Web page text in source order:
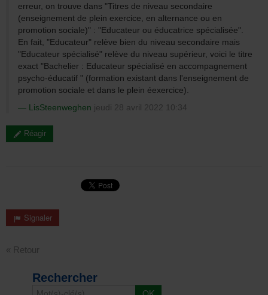
erreur, on trouve dans "Titres de niveau secondaire
(enseignement de plein exercice, en alternance ou en
promotion sociale)" : "Educateur ou éducatrice spécialisée".
En fait, "Educateur" relève bien du niveau secondaire mais
"Educateur spécialisé" relève du niveau supérieur, voici le titre
exact "Bachelier : Educateur spécialisé en accompagnement
psycho-éducatif " (formation existant dans l'enseignement de
promotion sociale et dans le plein éexercice).
LisSteenweghen jeudi 28 avril 2022 10:34
Réagir
Signaler
« Retour
Rechercher